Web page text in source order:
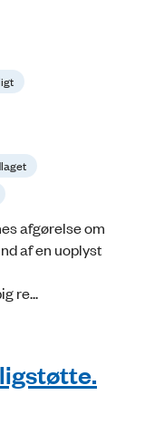
afgørelse om
af en uoplyst
re...